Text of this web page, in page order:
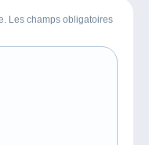
Les champs obligatoires